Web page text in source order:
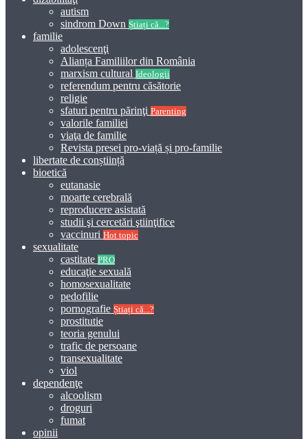
autism
sindrom Down Știați că...?
familie
adolescenţi
Alianța Familiilor din România
marxism cultural Ideologii
referendum pentru căsătorie
religie
sfaturi pentru părinţi Parenting
valorile familiei
viaţa de familie
Revista presei pro-viață și pro-familie
libertate de conștiință
bioetică
eutanasie
moarte cerebrală
reproducere asistată
studii şi cercetări ştiinţifice
vaccinuri Hot topic
sexualitate
castitate PRO
educaţie sexuală
homosexualitate
pedofilie
pornografie Știați că...?
prostitutie
teoria genului
trafic de persoane
transexualitate
viol
dependenţe
alcoolism
droguri
fumat
opinii